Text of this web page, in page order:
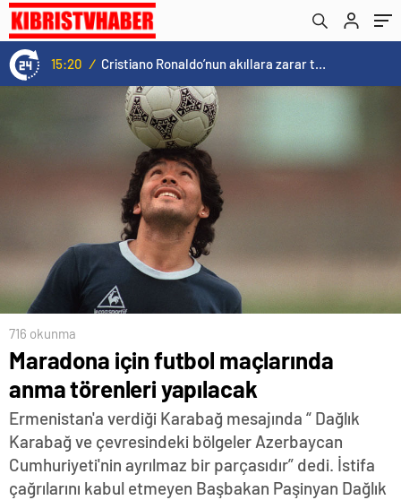
14:57 / Galatasaray’a kötü haber! Monaco’dan flaş Onyekuru kararı.
716 okunma
Maradona için futbol maçlarında
anma törenleri yapılacak
Ermenistan'a verdiği Karabağ mesajında “ Dağlık
Karabağ ve çevresindeki bölgeler Azerbaycan
Cumhuriyeti'nin ayrılmaz bir parçasıdır” dedi. İstifa
çağrılarını kabul etmeyen Başbakan Paşinyan Dağlık